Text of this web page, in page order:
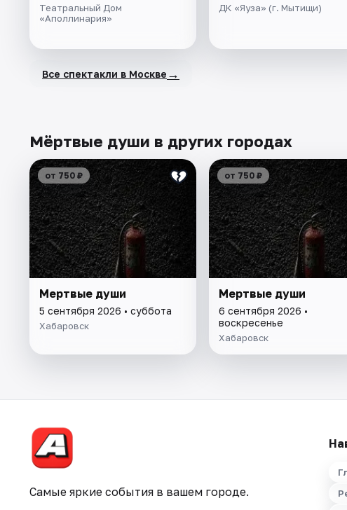
Театральный Дом
«Аполлинария»
ДК «Яуза» (г. Мытищи)
Все спектакли в Москве →
Мёртвые души в других городах
от 750 ₽
Мертвые души
5 сентября 2026 • суббота
Хабаровск
от 750 ₽
Мертвые души
6 сентября 2026 •
воскресенье
Хабаровск
Самые яркие события в вашем городе.